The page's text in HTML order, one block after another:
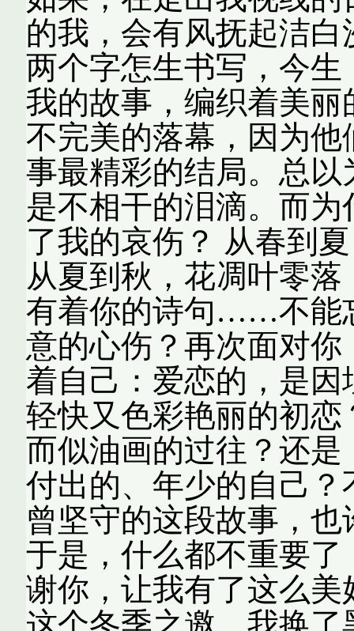
的我，会有风抚起洁
两个字怎生书写，今
我的故事，编织着美
不完美的落幕，因为
事最精彩的结局。总
是不相干的泪滴。而
了我的哀伤？ 从春到
从夏到秋，花凋叶零
有着你的诗句……不能
意的心伤？再次面对
着自己：爱恋的，是
轻快又色彩艳丽的初
而似油画的过往？还
付出的、年少的自己
曾坚守的这段故事，
于是，什么都不重要
谢你，让我有了这么